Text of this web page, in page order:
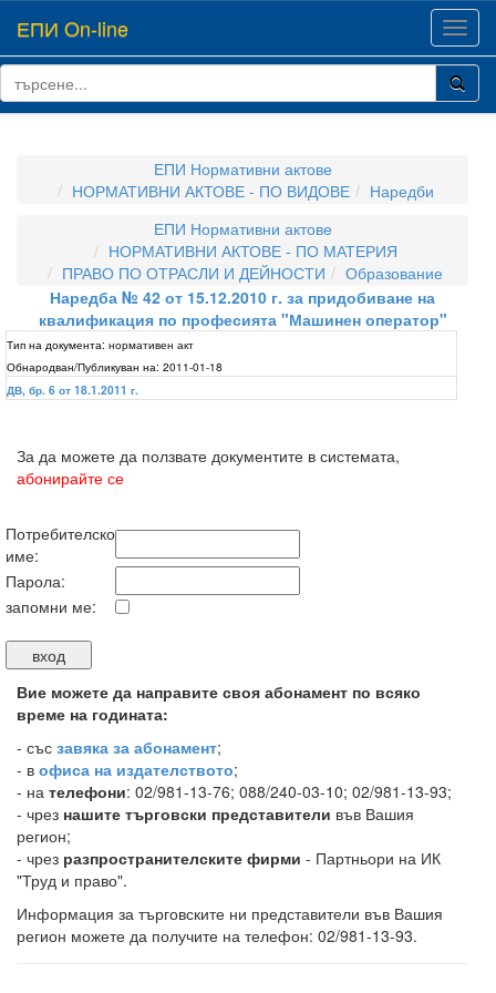
ЕПИ On-line
ЕПИ Нормативни актове
НОРМАТИВНИ АКТОВЕ - ПО ВИДОВЕ
Наредби
ЕПИ Нормативни актове
НОРМАТИВНИ АКТОВЕ - ПО МАТЕРИЯ
ПРАВО ПО ОТРАСЛИ И ДЕЙНОСТИ
Образование
Наредба № 42 от 15.12.2010 г. за придобиване на
квалификация по професията "Машинен оператор"
Тип на документа: нормативен акт
Обнародван/Публикуван на: 2011-01-18
ДВ, бр. 6 от 18.1.2011 г.
За да можете да ползвате документите в системата,
абонирайте се
Потребителско
име:
Парола:
запомни ме:
Вие можете да направите своя абонамент по всяко
време на годината:
- със завяка за абонамент;
- в офиса на издателството;
- на телефони: 02/981-13-76; 088/240-03-10; 02/981-13-93;
- чрез нашите търговски представители във Вашия
регион;
- чрез разпространителските фирми - Партньори на ИК
"Труд и право".
Информация за търговските ни представители във Вашия
регион можете да получите на телефон: 02/981-13-93.